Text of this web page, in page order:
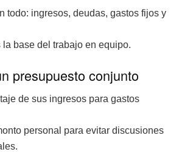
todo: ingresos, deudas, gastos fijos y
la base del trabajo en equipo.
presupuesto conjunto
de sus ingresos para gastos
personal para evitar discusiones